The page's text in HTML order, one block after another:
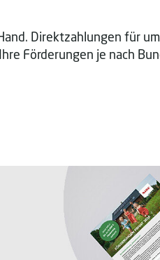
Direktzahlungen für
Förderungen je nach